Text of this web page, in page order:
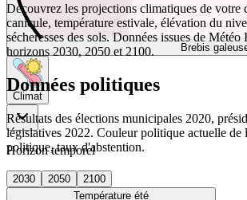
Brebis
Climat
Horizon temporel
2030 2050
2100
Température été
Découvrez les projections climatiques de votre
canicule, température estivale, élévation du
sécheresses des sols. Données issues de
horizons 2030, 2050 et 2100.
Données politiques
Résultats des élections municipales 2020,
législatives 2022. Couleur politique actuelle de
politique, taux d'abstention.